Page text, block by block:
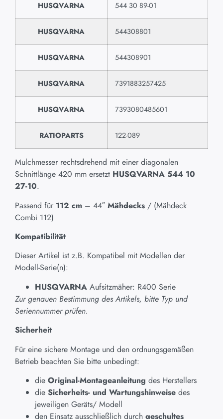
HUSQVARNA 544 30 89-01
HUSQVARNA 544308801
HUSQVARNA 544308901
HUSQVARNA 7391883257425
HUSQVARNA 7393080485601
RATIOPARTS 122-089
Mulchmesser rechtsdrehend mit einer diagonalen
Schnittlänge 420 mm ersetzt HUSQVARNA 544 10
27-10.
Passend für 112 cm – 44″ Mähdecks / (Mähdeck
Combi 112)
Kompatibilität
Dieser Artikel ist z.B. Kompatibel mit Modellen der
Modell-Serie(n):
HUSQVARNA Aufsitzmäher: R400 Serie
Zur genauen Bestimmung des Artikels, bitte Typ und
Seriennummer prüfen.
Sicherheit
Für eine sichere Montage und den ordnungsgemäßen
Betrieb beachten Sie bitte unbedingt:
die Original-Montageanleitung des Herstellers
die Sicherheits- und Wartungshinweise des
jeweiligen Geräts/ Modell
den Einsatz ausschließlich durch geschultes